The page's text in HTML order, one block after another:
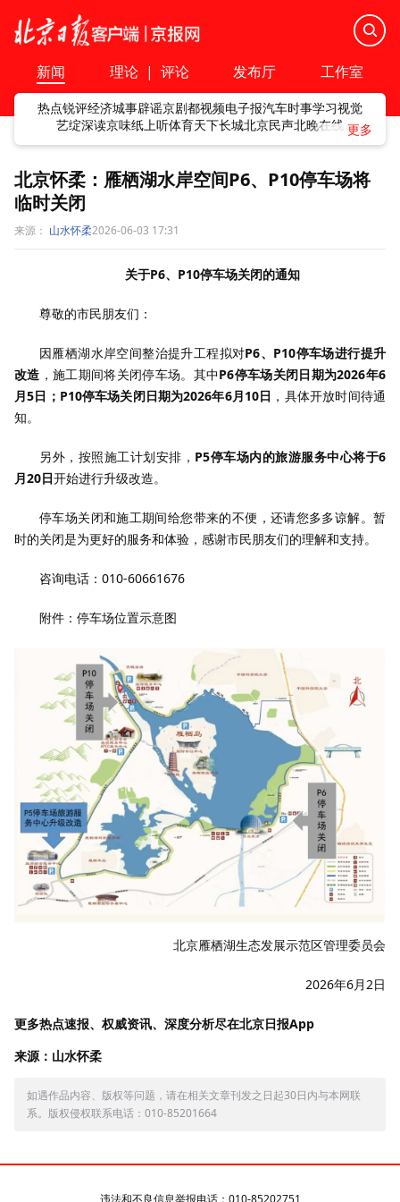
新闻 理论 | 评论 发布厅 工作室
热点锐评经济城事辟谣京剧都视频电子报汽车时事学习视觉
艺绽深读京味纸上听体育天下长城北京民声北晚在线
北京怀柔：雁栖湖水岸空间P6、P10停车场将
临时关闭
来源： 山水怀柔2026-06-03 17:31
关于P6、P10停车场关闭的通知
尊敬的市民朋友们：
因雁栖湖水岸空间整治提升工程拟对P6、P10停车场进行提升
改造 ，施工期间将关闭停车场。其中P6停车场关闭日期为2026年6
月5日；P10停车场关闭日期为2026年6月10日 ，具体开放时间待通
知。
另外，按照施工计划安排， P5停车场内的旅游服务中心将于6
月20日开始进行升级改造。
停车场关闭和施工期间给您带来的不便，还请您多多谅解。暂
时的关闭是为更好的服务和体验，感谢市民朋友们的理解和支持。
咨询电话：010-60661676
附件：停车场位置示意图
北京雁栖湖生态发展示范区管理委员会
2026年6月2日
更多热点速报、权威资讯、深度分析尽在北京日报App
来源：山水怀柔
如遇作品内容、版权等问题，请在相关文章刊发之日起30日内与本网联
系。版权侵权联系电话：010-85201664